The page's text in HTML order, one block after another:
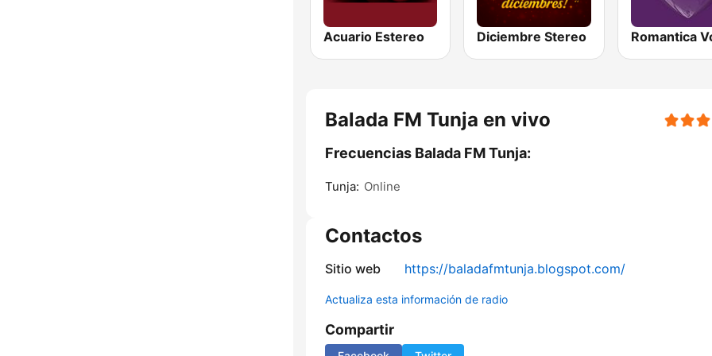
Acuario Estereo Diciembre Stereo Romantica
Balada FM Tunja en vivo
Frecuencias Balada FM Tunja:
Tunja: Online
Contactos
Sitio web https://baladafmtunja.blogspot.com/
Actualiza esta información de radio
Compartir